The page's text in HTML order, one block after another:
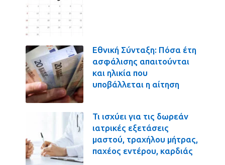
Εθνική Σύνταξη: Πόσα έτη
ασφάλισης απαιτούνται
και ηλικία που
υποβάλλεται η αίτηση
Τι ισχύει για τις δωρεάν
ιατρικές εξετάσεις
μαστού, τραχήλου μήτρας,
παχέος εντέρου, καρδιάς